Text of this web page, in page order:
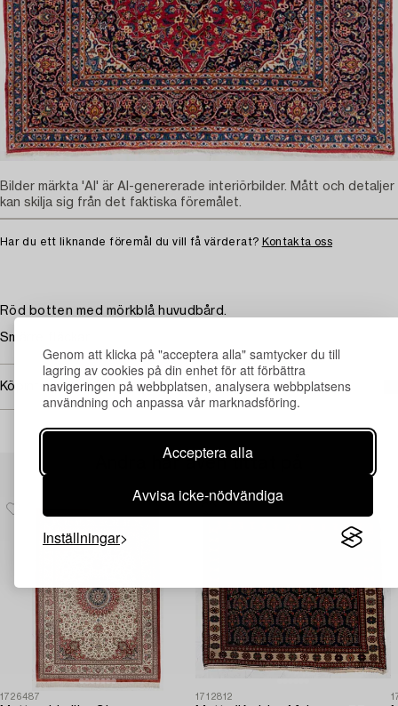
Genom att klicka på "acceptera alla" samtycker du till
lagring av cookies på din enhet för att förbättra
navigeringen på webbplatsen, analysera webbplatsens
användning och anpassa vår marknadsföring.
Acceptera alla
Avvisa icke-nödvändiga
Inställningar
Har du ett liknande föremål du vill få värderat? Kontakta oss
Röd botten med mörkblå huvudbård.
Smärre fläckar.
Köpinformation
Bilder märkta 'AI' är AI-genererade interiörbilder. Mått och detaljer
kan skilja sig från det faktiska föremålet.
Andra har även tittat på
1726487 1712812